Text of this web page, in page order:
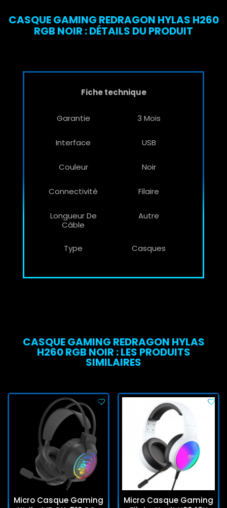
CASQUE GAMING REDRAGON HYLAS H260
RGB NOIR : DÉTAILS DU PRODUIT
Fiche technique
Garantie 3 Mois
Interface USB
Couleur Noir
Connectivité Filaire
Longueur De
Câble
Autre
Type Casques
CASQUE GAMING REDRAGON HYLAS
H260 RGB NOIR : LES PRODUITS
SIMILAIRES
Micro Casque Gaming
Micro Casque Gaming